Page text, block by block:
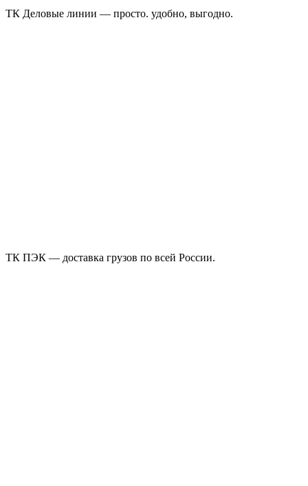
ТК Деловые линии — просто. удобно, выгодно.
ТК ПЭК — доставка грузов по всей России.